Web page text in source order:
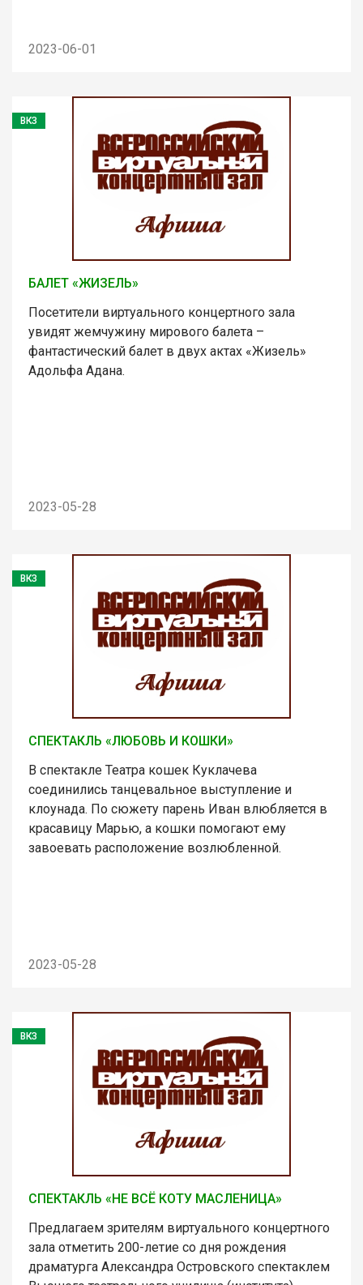
2023-06-01
ВКЗ
БАЛЕТ «ЖИЗЕЛЬ»
Посетители виртуального концертного зала
увидят жемчужину мирового балета –
фантастический балет в двух актах «Жизель»
Адольфа Адана.
2023-05-28
ВКЗ
СПЕКТАКЛЬ «ЛЮБОВЬ И КОШКИ»
В спектакле Театра кошек Куклачева
соединились танцевальное выступление и
клоунада. По сюжету парень Иван влюбляется в
красавицу Марью, а кошки помогают ему
завоевать расположение возлюбленной.
2023-05-28
ВКЗ
СПЕКТАКЛЬ «НЕ ВСЁ КОТУ МАСЛЕНИЦА»
Предлагаем зрителям виртуального концертного
зала отметить 200-летие со дня рождения
драматурга Александра Островского спектаклем